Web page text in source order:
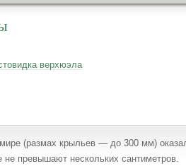
верхюэла
(размах крыльев — до 300 мм)
превышают нескольких сантиметров.